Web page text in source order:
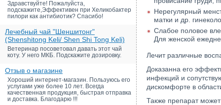
Здравствуйте! Пожалуйста,
подскажите,Эффективен при Хеликобактер
пилори как антибиотик? Спасибо!
Лечебный чай "Шеншитонг"
(Shenshitong Keli/ Shen Shi Tong Keli)
Ветеринар посоветовал давать этот чай
коту. У него МКБ. Подскажите дозировку.
Отзыв о магазине
Хороший интернет-магазин. Пользуюсь его
услугами уже более 10 лет. Всегда
качественная продукция, быстрая отправка
и доставка. Благодарю !!!
Нерегулярный
матки и др.
Слабое половое
Для женской
Лечит различные
Доказанна его
инфекций и
дискомфорте в
Также препарат